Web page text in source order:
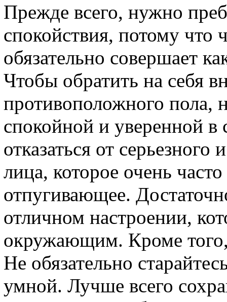
Прежде всего, нужно
спокойствия, потому что
обязательно совершает
Чтобы обратить на себя
противоположного пола,
спокойной и уверенной в
отказаться от
лица, которое очень
отпугивающее.
отличном настроении,
окружающим. Кроме
Не обязательно
умной. Лучше всего